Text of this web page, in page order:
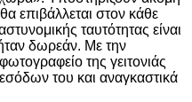
επιβάλλεται στον κάθε
ταυτότητας είναι
δωρεάν. Με την
της γειτονιάς
του και αναγκαστικά